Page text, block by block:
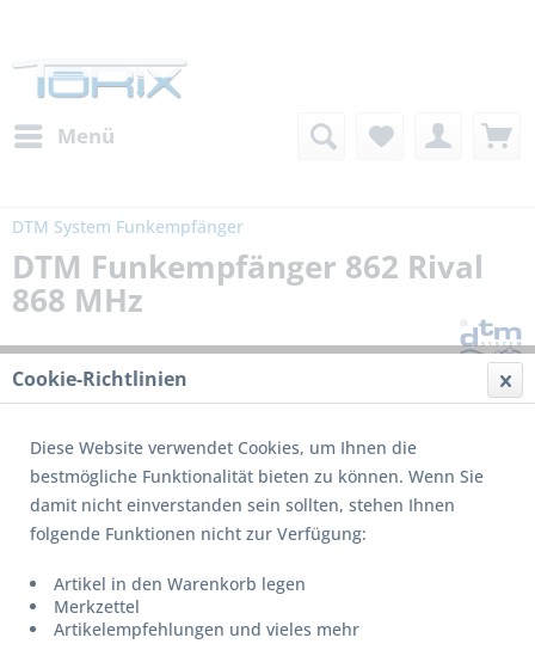
Menü
DTM System Funkempfänger
DTM Funkempfänger 862 Rival
868 MHz
Cookie-Richtlinien
Diese Website verwendet Cookies, um Ihnen die
bestmögliche Funktionalität bieten zu können. Wenn Sie
damit nicht einverstanden sein sollten, stehen Ihnen
folgende Funktionen nicht zur Verfügung:
Artikel in den Warenkorb legen
Merkzettel
Artikelempfehlungen und vieles mehr